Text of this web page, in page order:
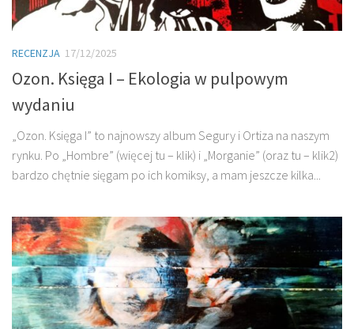
RECENZJA 17/12/2025
Ozon. Księga I – Ekologia w pulpowym
wydaniu
„Ozon. Księga I” to najnowszy album Segury i Ortiza na naszym
rynku. Po „Hombre” (więcej tu – klik) i „Morganie” (oraz tu – klik2)
bardzo chętnie sięgam po ich komiksy, a mam jeszcze kilka...